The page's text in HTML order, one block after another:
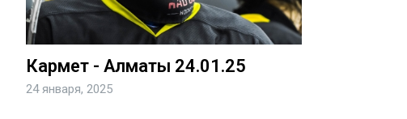
Кармет - Алматы 24.01.25
24 января, 2025